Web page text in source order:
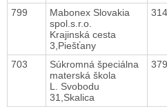
799
Mabonex Slovakia
spol.s.r.o.
Krajinská cesta
3,Piešťany
703
Súkromná špeciálna
materská škola
L. Svobodu
31,Skalica